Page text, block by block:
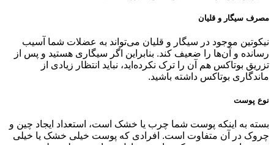
مصرف سیگار و قلیان
نیکوتین موجود در سیگار و قلیان می‌تواند به عضلات شما آسیب
رسانده و آن‌ها را ضعیف کند. بنابراین اگر سیگاری هستید و پس از
تزریق بوتاکس هم آن را ترک نکرده‌اید، نباید انتظار زیادی از
ماندگاری بوتاکس داشته باشید.
نوع پوست
بسته به اینکه پوست شما چرب یا خشک است، استعداد ایجاد چین و
چروک در آن متفاوت است. افرادی که پوست خیلی خشک یا خیلی